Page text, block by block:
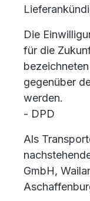
Die
für die
gegenüber
werden.
- DPD
Als
GmbH,